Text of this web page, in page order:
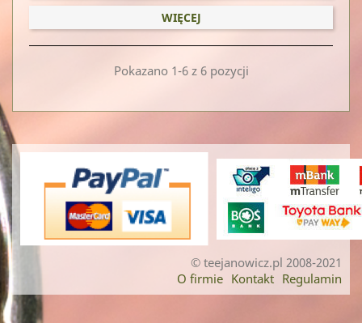
WIĘCEJ
Pokazano 1-6 z 6 pozycji
© teejanowicz.pl 2008-2021
O firmie Kontakt Regulamin